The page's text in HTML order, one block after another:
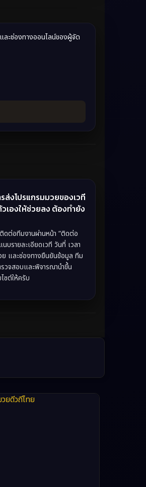
ละช่องทางออนไลน์ของผู้จัด
ส่งโปรแกรมมวยของเวที
เองให้ช่วยลง ต้องทำยัง
ดต่อทีมงานผ่านหน้า “ติดต่อ
นบรายละเอียดเวที วันที่ เวลา
ย และช่องทางยืนยันข้อมูล ทีม
วจสอบและพิจารณานำขึ้น
ซต์ให้ครับ